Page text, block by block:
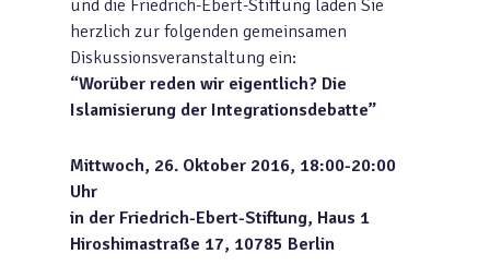
und die Friedrich-Ebert-Stiftung laden Sie
herzlich zur folgenden gemeinsamen
Diskussionsveranstaltung ein:
“Worüber reden wir eigentlich? Die
Islamisierung der Integrationsdebatte”
Mittwoch, 26. Oktober 2016, 18:00-20:00
Uhr
in der Friedrich-Ebert-Stiftung, Haus 1
Hiroshimastraße 17, 10785 Berlin